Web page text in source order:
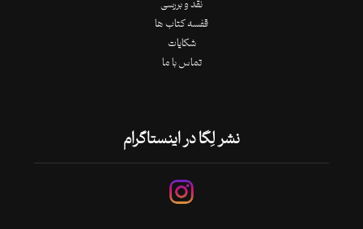
نقد و بررسی
قفسه کتاب ها
شکایات
تماس با ما
نشر لِگا در اینستاگرام